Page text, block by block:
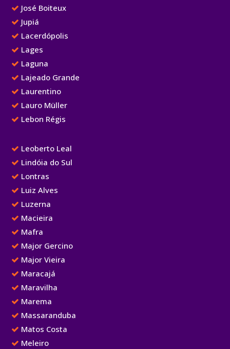
José Boiteux
Jupiá
Lacerdópolis
Lages
Laguna
Lajeado Grande
Laurentino
Lauro Müller
Lebon Régis
Leoberto Leal
Lindóia do Sul
Lontras
Luiz Alves
Luzerna
Macieira
Mafra
Major Gercino
Major Vieira
Maracajá
Maravilha
Marema
Massaranduba
Matos Costa
Meleiro